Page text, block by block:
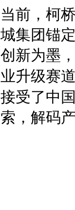
当前，柯
城集团锚
创新为墨
业升级赛
接受了中
索，解码